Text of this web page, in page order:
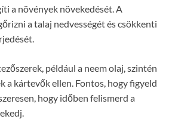
a növények növekedését. A
a talaj nedvességét és csökkenti
például a neem olaj, szintén
a kártevők ellen. Fontos, hogy figyeld
hogy időben felismerd a